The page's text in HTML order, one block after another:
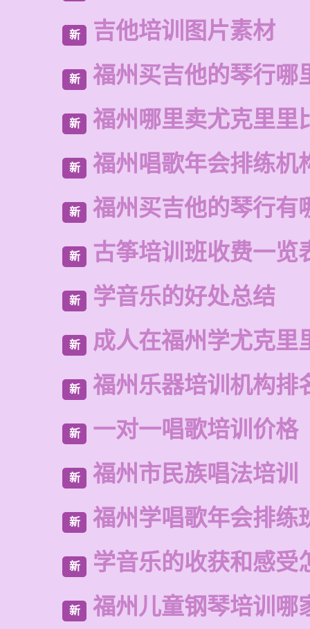
新 吉他培训图片素材
新 福州买吉他的琴行哪
新 福州哪里卖尤克里里
新 福州唱歌年会排练机
新 福州买吉他的琴行有
新 古筝培训班收费一览
新 学音乐的好处总结
新 成人在福州学尤克里
新 福州乐器培训机构排
新 一对一唱歌培训价格
新 福州市民族唱法培训
新 福州学唱歌年会排练
新 学音乐的收获和感受
新 福州儿童钢琴培训哪